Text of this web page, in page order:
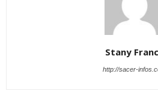
Stany
http://sacer-